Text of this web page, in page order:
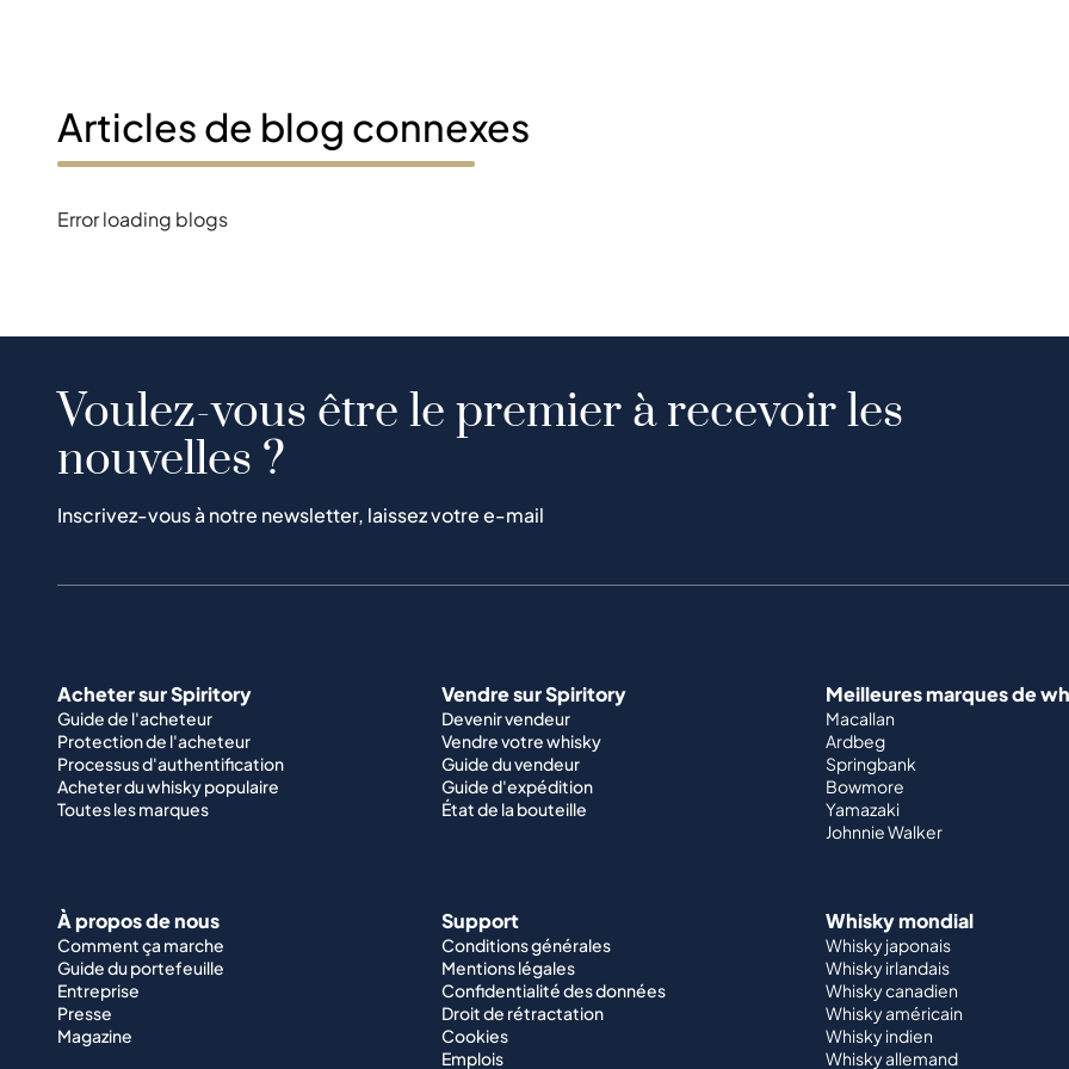
Articles de blog connexes
Error loading blogs
Voulez-vous être le premier à recevoir les
nouvelles ?
Inscrivez-vous à notre newsletter, laissez votre e-mail
Acheter sur Spiritory
Guide de l'acheteur
Protection de l'acheteur
Processus d'authentification
Acheter du whisky populaire
Toutes les marques
Vendre sur Spiritory
Devenir vendeur
Vendre votre whisky
Guide du vendeur
Guide d'expédition
État de la bouteille
Meilleures marques de
Macallan
Ardbeg
Springbank
Bowmore
Yamazaki
Johnnie Walker
À propos de nous
Comment ça marche
Guide du portefeuille
Entreprise
Presse
Magazine
Support
Conditions générales
Mentions légales
Confidentialité des données
Droit de rétractation
Cookies
Emplois
Whisky mondial
Whisky japonais
Whisky irlandais
Whisky canadien
Whisky américain
Whisky indien
Whisky allemand